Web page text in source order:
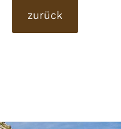
zurück